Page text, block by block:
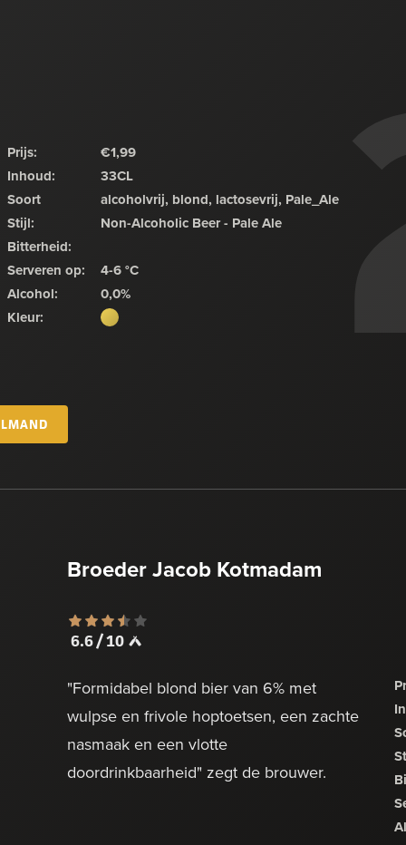
Prijs:
€1,99
Inhoud:
33CL
Soort
alcoholvrij, blond, lactosevrij, Pale_Ale
Stijl:
Non-Alcoholic Beer - Pale Ale
Bitterheid:
Serveren op:
4-6 °C
Alcohol:
0,0%
Kleur:
Broeder Jacob Kotmadam
6.6 / 10
"Formidabel blond bier van 6% met
wulpse en frivole hoptoetsen, een zachte
nasmaak en een vlotte
doordrinkbaarheid" zegt de brouwer.